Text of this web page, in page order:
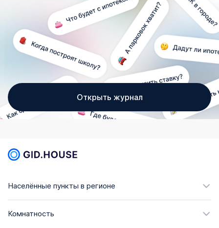
Открыть журнал
Населённые пункты в регионе
Комнатность